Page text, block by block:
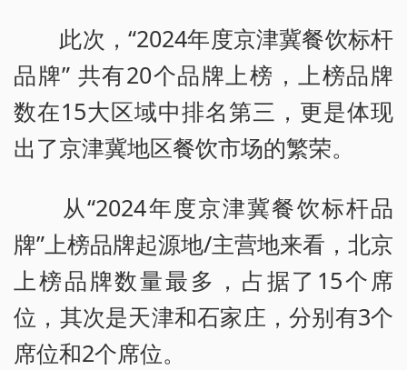
此次，“2024年度京津冀餐饮标杆
品牌” 共有20个品牌上榜，上榜品牌
数在15大区域中排名第三，更是体现
出了京津冀地区餐饮市场的繁荣。
从“2024年度京津冀餐饮标杆品
牌”上榜品牌起源地/主营地来看，北京
上榜品牌数量最多，占据了15个席
位，其次是天津和石家庄，分别有3个
席位和2个席位。